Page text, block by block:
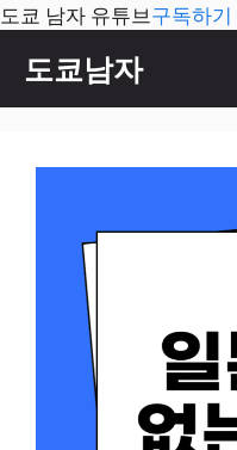
도쿄 남자 유튜브구독하기
츠
도쿄남자